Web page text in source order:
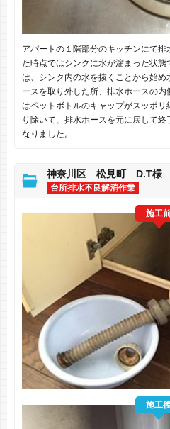
アパートの１階部分のキッチンにて
た時点ではシンクに水が溜まった状
は、シンク内の水を抜くことから始
ースを取り外した所、排水ホースの
はペットボトルのキャップがスッポ
り除いて、排水ホースを元に戻して
なりました。
神奈川区 松見町 D.T様
台所排水不良解消作業
施工
施工